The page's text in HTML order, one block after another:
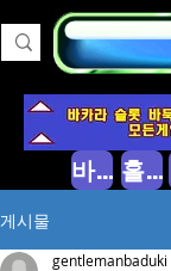
바둑이 소개 홀덤 소개
게시물
gentlemanbaduki